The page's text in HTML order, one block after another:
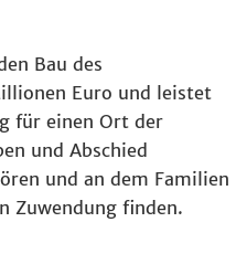
Bau des
Euro und leistet
für einen Ort der
und Abschied
und an dem Familien
Zuwendung finden.